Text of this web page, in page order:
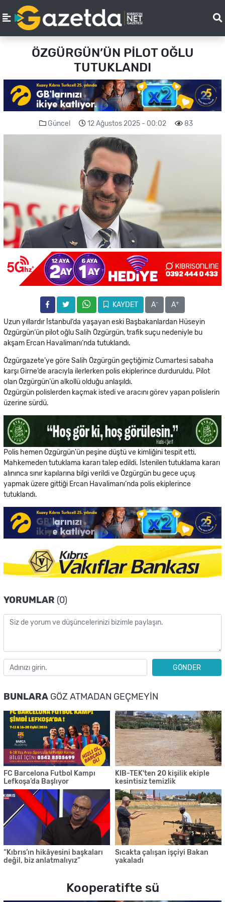
ÖZGÜRGÜN’ÜN PİLOT OĞLU
TUTUKLANDI
Güncel 12 Ağustos 2025 - 00:02 83
KAYDET A- A+
Uzun yıllardır İstanbul‘da yaşayan eski Başbakanlardan Hüseyin
Özgürgün‘ün pilot oğlu Salih Özgürgün, trafik suçu nedeniyle bu
akşam Ercan Havalimanı‘nda tutuklandı.
Özgürgazete’ye göre Salih Özgürgün geçtiğimiz Cumartesi sabaha
karşı Girne‘de aracıyla ilerlerken polis ekiplerince durduruldu. Pilot
olan Özgürgün’ün alkollü olduğu anlaşıldı.
Özgürgün polislerden kaçmak istedi ve aracını görev yapan polislerin
üzerine sürdü.
Polis hemen Özgürgün’ün peşine düştü ve kimliğini tespit etti,
Mahkemeden tutuklama kararı talep edildi. İstenilen tutuklama kararı
alınınca sınır kapılarına bilgi verildi ve Özgürgün bu gece uçuş
yapmak üzere gittiği Ercan Havalimanı’nda polis ekiplerince
tutuklandı.
YORUMLAR (0)
GÖNDER
BUNLARA GÖZ ATMADAN GEÇMEYIN
FC Barcelona Futbol Kampı
Lefkoşa’da Başlıyor
KIB-TEK'ten 20 kişilik ekiple
kesintisiz temizlik
“Kıbrıs’ın hikâyesini başkaları
değil, biz anlatmalıyız”
Sıcakta çalışan işçiyi Bakan
yakaladı
Kooperatifte sü